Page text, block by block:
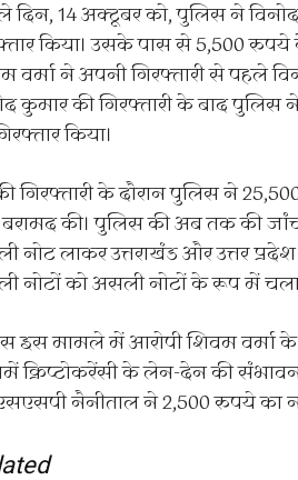
दिन, 14 अक्टूबर को, पुलिस ने
किया। उसके पास से 5,500
वर्मा ने अपनी गिरफ्तारी से पहले
कुमार की गिरफ्तारी के बाद
किया।
गिरफ्तारी के दौरान पुलिस ने
की। पुलिस की अब तक की
नोट लाकर उत्तराखंड और उत्तर
नोटों को असली नोटों के रूप में
इस मामले में आरोपी शिवम वर्मा
क्रिप्टोकरेंसी के लेन-देन की
नैनीताल ने 2,500 रुपये का